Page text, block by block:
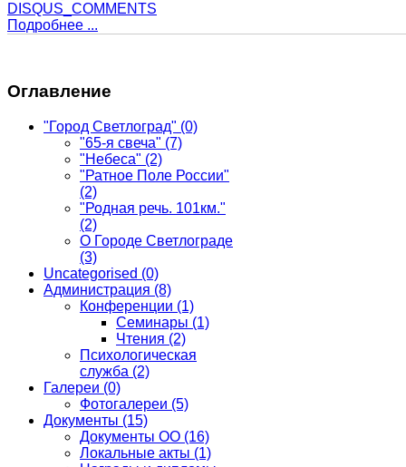
DISQUS_COMMENTS
Подробнее ...
Оглавление
"Город Светлоград" (0)
"65-я свеча" (7)
"Небеса" (2)
"Ратное Поле России"
(2)
"Родная речь. 101км."
(2)
О Городе Светлограде
(3)
Uncategorised (0)
Администрация (8)
Конференции (1)
Семинары (1)
Чтения (2)
Психологическая
служба (2)
Галереи (0)
Фотогалереи (5)
Документы (15)
Документы ОО (16)
Локальные акты (1)